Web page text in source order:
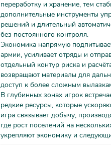
переработку и хранение, тем
дополнительные инструменты
решений и длительный
без постоянного контроля.
Экономика напрямую
армии, усиливает отряды и
отдельный контур риска и
возвращают материалы для
доступ к более сложным
В глубинных зонах игрок
редкие ресурсы, которые
игра связывает добычу,
где рост поселений на
укрепляют экономику и